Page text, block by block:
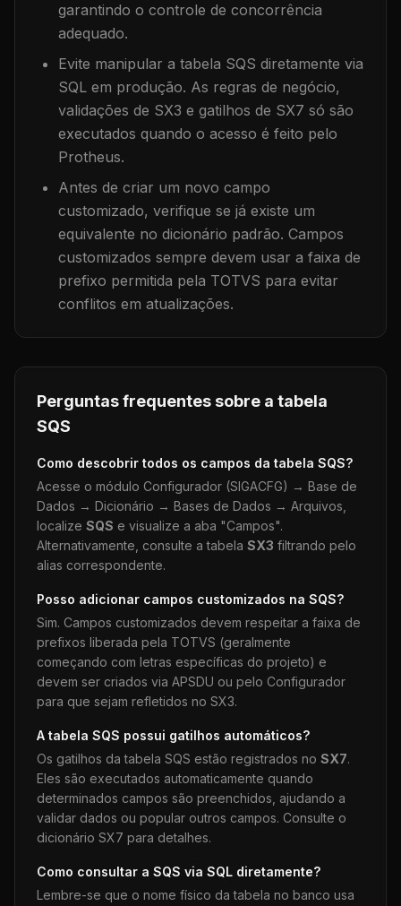
garantindo o controle de concorrência
adequado.
Evite manipular a tabela SQS diretamente via
SQL em produção. As regras de negócio,
validações de SX3 e gatilhos de SX7 só são
executados quando o acesso é feito pelo
Protheus.
Antes de criar um novo campo
customizado, verifique se já existe um
equivalente no dicionário padrão. Campos
customizados sempre devem usar a faixa de
prefixo permitida pela TOTVS para evitar
conflitos em atualizações.
Perguntas frequentes sobre a tabela
SQS
Como descobrir todos os campos da tabela SQS?
Acesse o módulo Configurador (SIGACFG) → Base de
Dados → Dicionário → Bases de Dados → Arquivos,
localize SQS e visualize a aba "Campos".
Alternativamente, consulte a tabela SX3 filtrando pelo
alias correspondente.
Posso adicionar campos customizados na SQS?
Sim. Campos customizados devem respeitar a faixa de
prefixos liberada pela TOTVS (geralmente
começando com letras específicas do projeto) e
devem ser criados via APSDU ou pelo Configurador
para que sejam refletidos no SX3.
A tabela SQS possui gatilhos automáticos?
Os gatilhos da tabela SQS estão registrados no SX7.
Eles são executados automaticamente quando
determinados campos são preenchidos, ajudando a
validar dados ou popular outros campos. Consulte o
dicionário SX7 para detalhes.
Como consultar a SQS via SQL diretamente?
Lembre-se que o nome físico da tabela no banco usa